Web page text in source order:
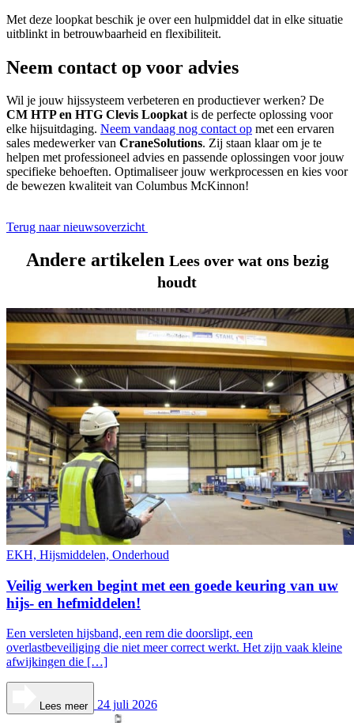
Met deze loopkat beschik je over een hulpmiddel dat in elke situatie
uitblinkt in betrouwbaarheid en flexibiliteit.
Neem contact op voor advies
Wil je jouw hijssysteem verbeteren en productiever werken? De
CM HTP en HTG Clevis Loopkatis de perfecte oplossing voor
elke hijsuitdaging. Neem vandaag nog contact op met een ervaren
sales medewerker van CraneSolutions. Zij staan klaar om je te
helpen met professioneel advies en passende oplossingen voor jouw
specifieke behoeften. Optimaliseer jouw werkprocessen en kies voor
de bewezen kwaliteit van Columbus McKinnon!
Terug naar nieuwsoverzicht
Andere artikelen Lees over wat ons bezig
houdt
EKH, Hijsmiddelen, Onderhoud
Veilig werken begint met een goede keuring van uw
hijs- en hefmiddelen!
Een versleten hijsband, een rem die doorslipt, een
overlastbeveiliging die niet meer correct werkt. Het zijn vaak kleine
afwijkingen die […]
Lees meer 24 juli 2026